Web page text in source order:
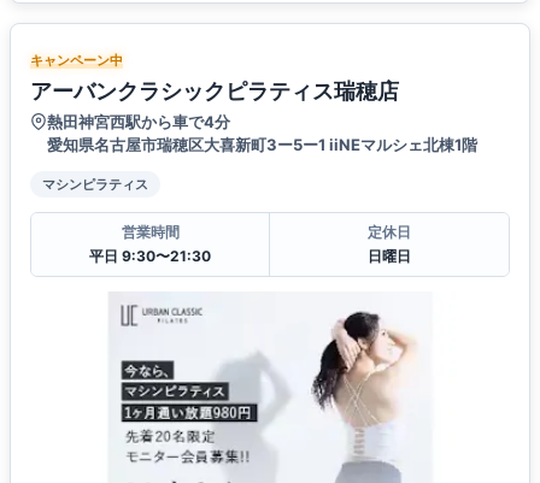
キャンペーン中
アーバンクラシックピラティス瑞穂店
熱田神宮西駅から車で4分
愛知県名古屋市瑞穂区大喜新町3ー5ー1 iiNEマルシェ北棟1階
マシンピラティス
営業時間
平日 9:30〜21:30
定休日
日曜日